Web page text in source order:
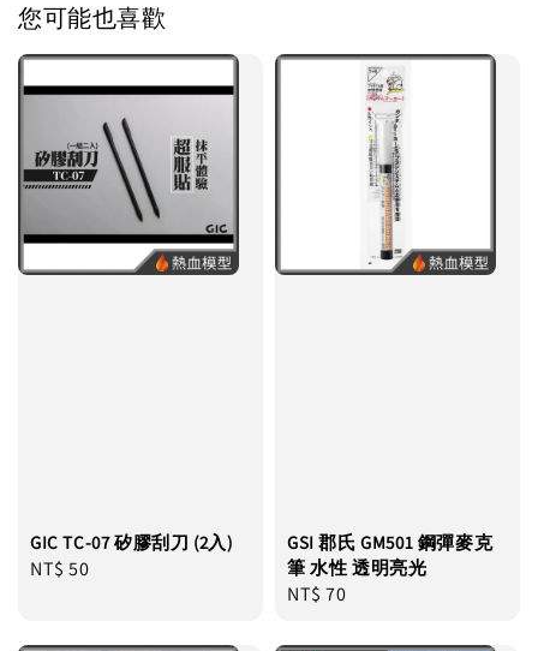
您可能也喜歡
GIC TC-07 矽膠刮刀 (2入)
Regular
NT$ 50
GSI 郡氏 GM501 鋼彈麥克
筆 水性 透明亮光
Regular
NT$ 70